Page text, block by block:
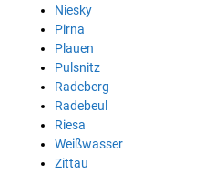
Niesky
Pirna
Plauen
Pulsnitz
Radeberg
Radebeul
Riesa
Weißwasser
Zittau